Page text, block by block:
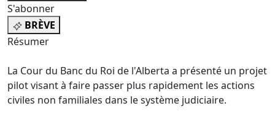
S'abonner
BRÈVE
Résumer
La Cour du Banc du Roi de l'Alberta a présenté un projet
pilotvisant à faire passer plus rapidement les actions
civiles non familiales dans le système judiciaire.